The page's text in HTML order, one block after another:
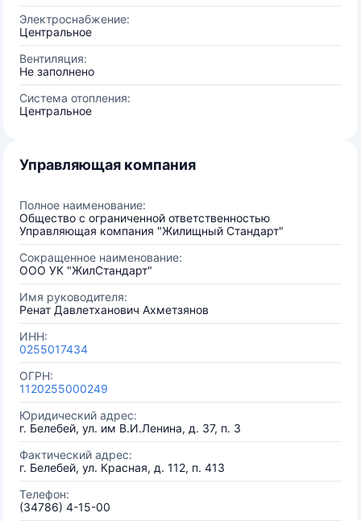
Электроснабжение:
Центральное
Вентиляция:
Не заполнено
Система отопления:
Центральное
Управляющая компания
Полное наименование:
Общество с ограниченной ответственностью
Управляющая компания "Жилищный Стандарт"
Сокращенное наименование:
ООО УК "ЖилСтандарт"
Имя руководителя:
Ренат Давлетханович Ахметзянов
ИНН:
0255017434
ОГРН:
1120255000249
Юридический адрес:
г. Белебей, ул. им В.И.Ленина, д. 37, п. 3
Фактический адрес:
г. Белебей, ул. Красная, д. 112, п. 413
Телефон:
(34786) 4-15-00